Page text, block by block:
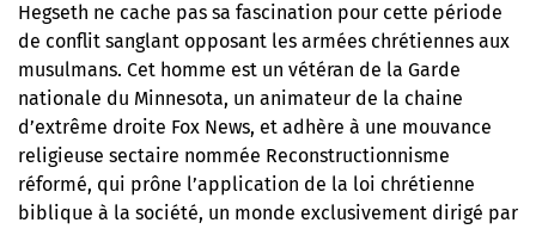
Hegseth ne cache pas sa fascination pour cette période
de conflit sanglant opposant les armées chrétiennes aux
musulmans. Cet homme est un vétéran de la Garde
nationale du Minnesota, un animateur de la chaine
d’extrême droite Fox News, et adhère à une mouvance
religieuse sectaire nommée Reconstructionnisme
réformé, qui prône l’application de la loi chrétienne
biblique à la société, un monde exclusivement dirigé par